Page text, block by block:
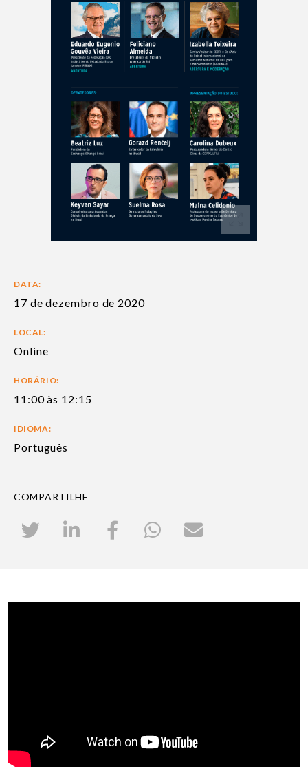
DATA:
17 de dezembro de 2020
LOCAL:
Online
HORÁRIO:
11:00 às 12:15
IDIOMA:
Português
COMPARTILHE